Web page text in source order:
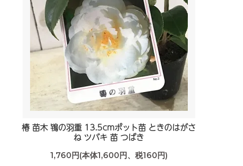
椿 苗木 鴇の羽重 13.5cmポット苗 ときのはがさ
ね ツバキ 苗 つばき
1,760円(本体1,600円、税160円)